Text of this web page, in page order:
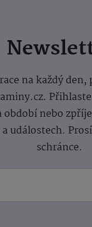
na každý
nebo
událostech.
schránce.